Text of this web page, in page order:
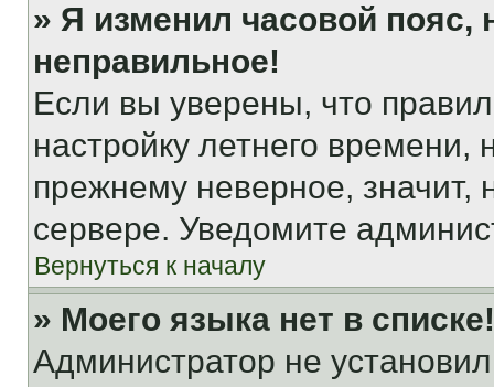
» Я изменил часовой пояс,
неправильное!
Если вы уверены, что
настройку летнего
прежнему неверное, значит,
сервере. Уведомите
Вернуться к началу
» Моего языка нет в списке!
Администратор не